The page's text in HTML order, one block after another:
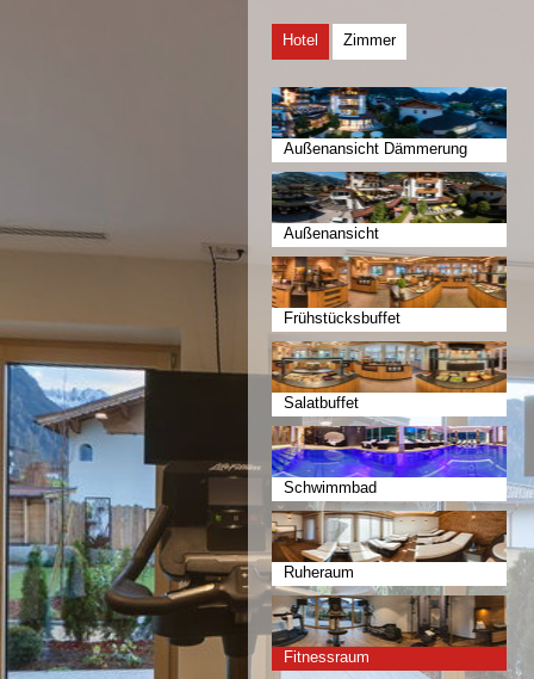
Hotel Zimmer
Außenansicht Dämmerung
Außenansicht
Frühstücksbuffet
Salatbuffet
Schwimmbad
Ruheraum
Fitnessraum